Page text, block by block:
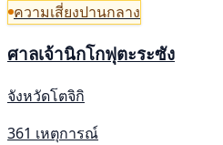
ความเสี่ยงปานกลาง
ศาลเจ้านิกโกฟุตะระซัง
จังหวัดโตจิกิ
361 เหตุการณ์